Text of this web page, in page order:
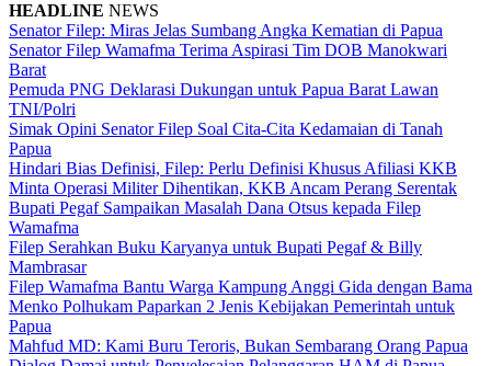
HEADLINE NEWS
Senator Filep: Miras Jelas Sumbang Angka Kematian di Papua
Senator Filep Wamafma Terima Aspirasi Tim DOB Manokwari
Barat
Pemuda PNG Deklarasi Dukungan untuk Papua Barat Lawan
TNI/Polri
Simak Opini Senator Filep Soal Cita-Cita Kedamaian di Tanah
Papua
Hindari Bias Definisi, Filep: Perlu Definisi Khusus Afiliasi KKB
Minta Operasi Militer Dihentikan, KKB Ancam Perang Serentak
Bupati Pegaf Sampaikan Masalah Dana Otsus kepada Filep
Wamafma
Filep Serahkan Buku Karyanya untuk Bupati Pegaf & Billy
Mambrasar
Filep Wamafma Bantu Warga Kampung Anggi Gida dengan Bama
Menko Polhukam Paparkan 2 Jenis Kebijakan Pemerintah untuk
Papua
Mahfud MD: Kami Buru Teroris, Bukan Sembarang Orang Papua